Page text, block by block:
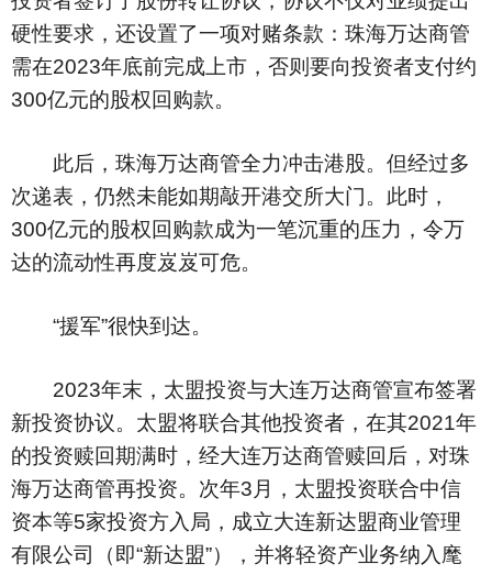
硬性要求，还设置了一项对赌条款：珠海万达商管
需在2023年底前完成上市，否则要向投资者支付约
300亿元的股权回购款。
此后，珠海万达商管全力冲击港股。但经过多
次递表，仍然未能如期敲开港交所大门。此时，
300亿元的股权回购款成为一笔沉重的压力，令万
达的流动性再度岌岌可危。
“援军”很快到达。
2023年末，太盟投资与大连万达商管宣布签署
新投资协议。太盟将联合其他投资者，在其2021年
的投资赎回期满时，经大连万达商管赎回后，对珠
海万达商管再投资。次年3月，太盟投资联合中信
资本等5家投资方入局，成立大连新达盟商业管理
有限公司（即“新达盟”），并将轻资产业务纳入麾